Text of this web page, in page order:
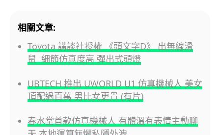
相關文章:
Toyota 講談社授權 《頭文字D》 出無線滑
鼠 細節仿真度高 彈出式頭燈
UBTECH 推出 UWORLD U1 仿真機械人 美女
頂配過百萬 男比女更貴 (有片)
春水堂首款仿真機械人 有體溫有表情主動聊